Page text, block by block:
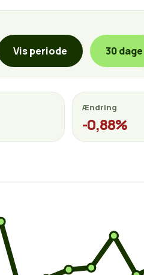
Vis periode 30 dage
Ændring
-0,88%